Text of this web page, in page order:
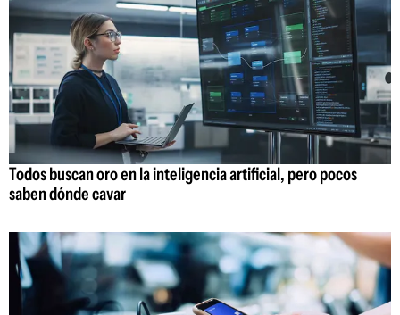
Todos buscan oro en la inteligencia artificial, pero pocos
saben dónde cavar